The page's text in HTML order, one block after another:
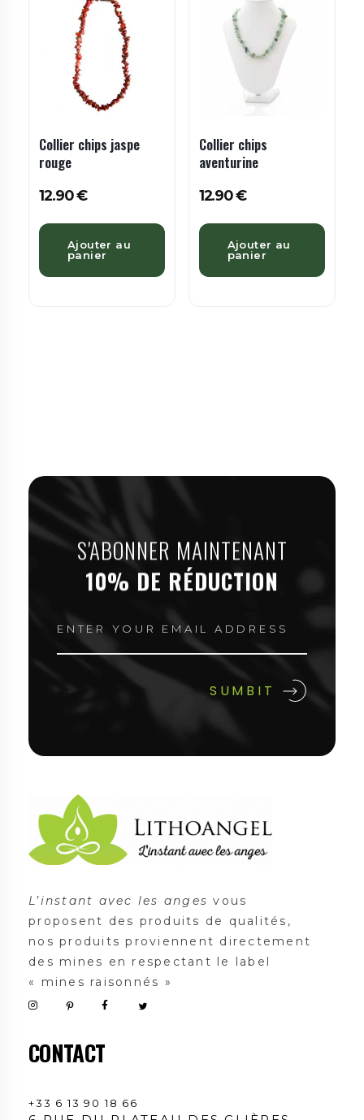
Collier chips jaspe
rouge
12.90€
Ajouter au
panier
Collier chips
aventurine
12.90€
Ajouter au
panier
S'ABONNER MAINTENANT
10% DE RÉDUCTION
L’instant avec les anges vous
proposent des produits de qualités,
nos produits proviennent directement
des mines en respectant le label
« mines raisonnés »
CONTACT
+33 6 13 90 18 66